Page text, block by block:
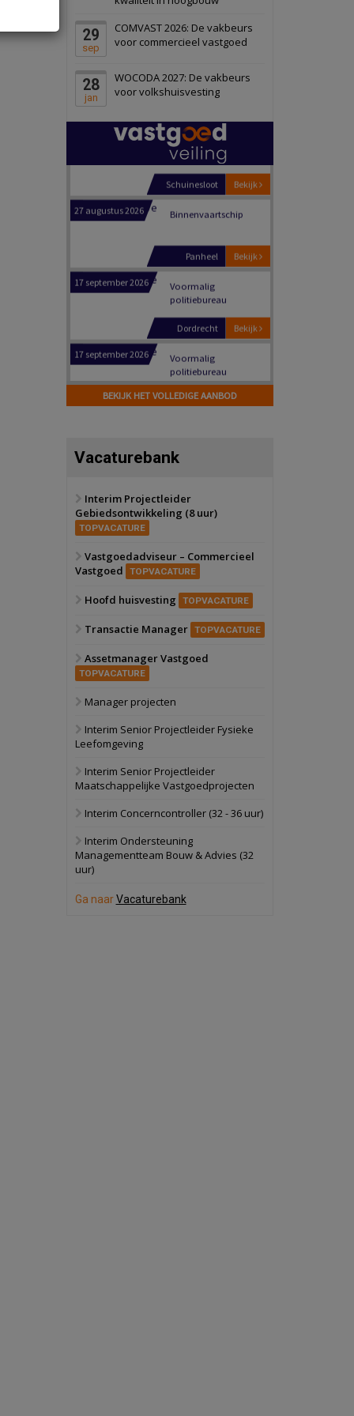
29
sep
COMVAST 2026: De vakbeurs
voor commercieel vastgoed
28
jan
WOCODA 2027: De vakbeurs
voor volkshuisvesting
Schiedam
22 september 2026 Attractiepark
Bekijk
Oranje
28 september 2026
bedrijventerrein
Schuinesloot
Binnenvaartschip
Voormalig
politiebureau
Dordrecht
Voormalig
politiebureau
Hilversum
17 september 2026
Voormalig
Zwanenburg
6 oktober 2026
Oranje
28 september 2026
bedrijventerrein
Bekijk
Schuinesloot
politiebureau
17 september 2026
Voormalig
BEKIJK HET VOLLEDIGE AANBOD
Vacaturebank
Interim Projectleider
Gebiedsontwikkeling (8 uur)
TOPVACATURE
Vastgoedadviseur – Commercieel
Vastgoed
TOPVACATURE
Hoofd huisvesting TOPVACATURE
Transactie Manager TOPVACATURE
Assetmanager Vastgoed
TOPVACATURE
Manager projecten
Interim Senior Projectleider Fysieke
Leefomgeving
Interim Senior Projectleider
Maatschappelijke Vastgoedprojecten
Interim Concerncontroller (32 - 36 uur)
Interim Ondersteuning
Managementteam Bouw & Advies (32
uur)
Ga naarVacaturebank